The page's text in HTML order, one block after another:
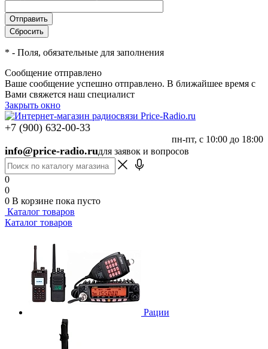
* - Поля, обязательные для заполнения
Сообщение отправлено
Ваше сообщение успешно отправлено. В ближайшее время с
Вами свяжется наш специалист
Закрыть окно
+7 (900) 632-00-33
пн-пт, с 10:00 до 18:00
info@price-radio.ruдля заявок и вопросов
0
0
0 В корзине пока пусто
Каталог товаров
Каталог товаров
Рации